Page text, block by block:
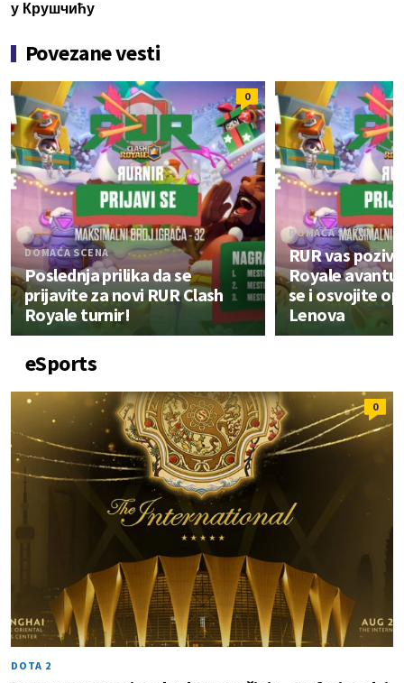
у Крушчићу
Povezane vesti
0
DOMAĆA SCENA
Poslednja prilika da se
prijavite za novi RUR Clash
Royale turnir!
DOMAĆA SCENA
RUR vas
Royale
se i osvojite
Lenova
eSports
0
DOTA 2